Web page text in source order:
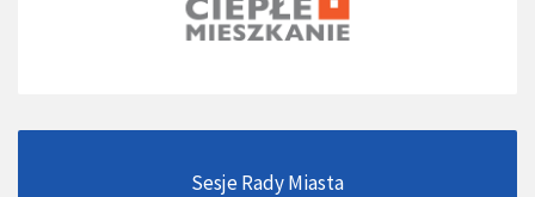
Sesje Rady Miasta